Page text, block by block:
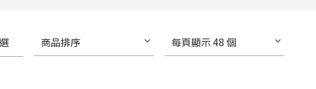
商品排序 每頁顯示 48 個